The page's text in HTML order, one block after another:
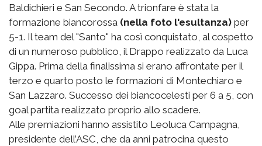
Baldichieri e San Secondo. A trionfare è stata la
formazione biancorossa (nella foto l'esultanza) per
5-1. Il team del "Santo" ha così conquistato, al cospetto
di un numeroso pubblico, il Drappo realizzato da Luca
Gippa. Prima della finalissima si erano affrontate per il
terzo e quarto posto le formazioni di Montechiaro e
San Lazzaro. Successo dei biancocelesti per 6 a 5, con
goal partita realizzato proprio allo scadere.
Alle premiazioni hanno assistito Leoluca Campagna,
presidente dell’ASC, che da anni patrocina questo